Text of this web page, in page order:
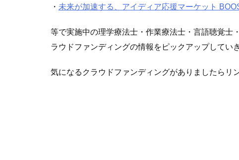
・ 未来が加速する、アイディア応援マーケット
等で実施中の理学療法士・作業療法士・言語聴覚士
ラウドファンディングの情報をピックアップしてい
気になるクラウドファンディングがありましたらリ